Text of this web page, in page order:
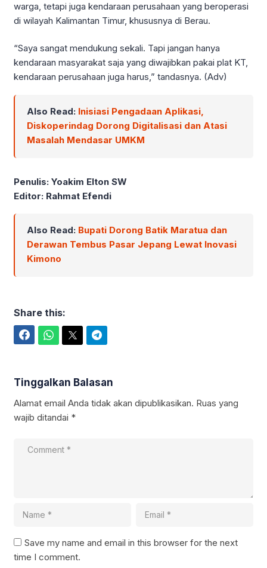
warga, tetapi juga kendaraan perusahaan yang beroperasi
di wilayah Kalimantan Timur, khususnya di Berau.
“Saya sangat mendukung sekali. Tapi jangan hanya
kendaraan masyarakat saja yang diwajibkan pakai plat KT,
kendaraan perusahaan juga harus,” tandasnya. (Adv)
Also Read: Inisiasi Pengadaan Aplikasi,
Diskoperindag Dorong Digitalisasi dan Atasi
Masalah Mendasar UMKM
Penulis: Yoakim Elton SW
Editor: Rahmat Efendi
Also Read: Bupati Dorong Batik Maratua dan
Derawan Tembus Pasar Jepang Lewat Inovasi
Kimono
Share this:
Tinggalkan Balasan
Alamat email Anda tidak akan dipublikasikan. Ruas yang
wajib ditandai *
Save my name and email in this browser for the next
time I comment.